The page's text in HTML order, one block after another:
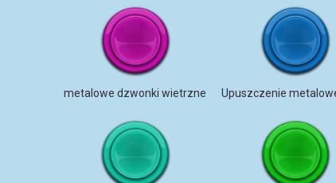
metalowe dzwonki wietrzne